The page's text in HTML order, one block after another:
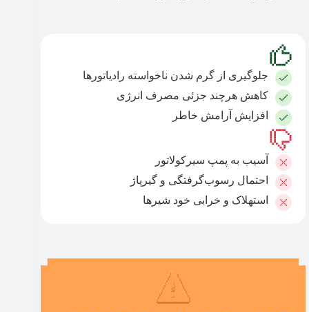
جلوگیری از گرم شدن ناخواسته رادیاتورها
کاهش هرچند جزئی مصرف انرژی
افزایش آرامش خاطر
آسیب به پمپ سیرکولاتور
احتمال رسوب‌گرفتگی و گیرپاژ
استهلاک و خرابی خود شیرها